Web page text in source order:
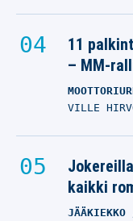
11
– MM-
VILLE
kaikki
JÄÄKIEKKO